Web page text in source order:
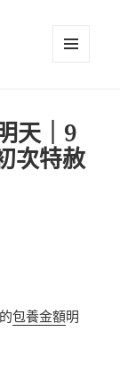
天｜9
次特赦
包養金額明